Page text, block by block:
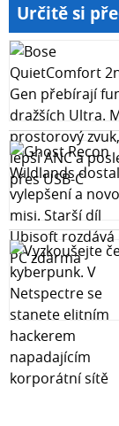
Určitě si